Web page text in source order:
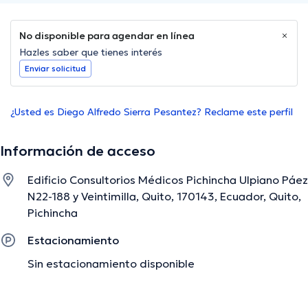
No disponible para agendar en línea
Hazles saber que tienes interés
Enviar solicitud
¿Usted es Diego Alfredo Sierra Pesantez? Reclame este perfil
Información de acceso
Edificio Consultorios Médicos Pichincha Ulpiano Páez
N22-188 y Veintimilla, Quito, 170143, Ecuador, Quito,
Pichincha
Estacionamiento
Sin estacionamiento disponible